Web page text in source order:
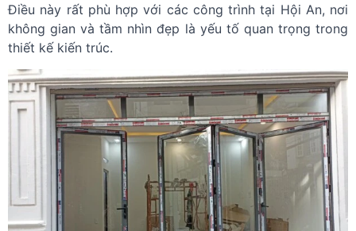
Điều này rất phù hợp với các công trình tại Hội An, nơi
không gian và tầm nhìn đẹp là yếu tố quan trọng trong
thiết kế kiến trúc.